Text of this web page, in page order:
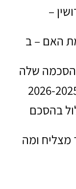
–
האם – ב
הסכמה שלה
בהסכם
מצליח ומה